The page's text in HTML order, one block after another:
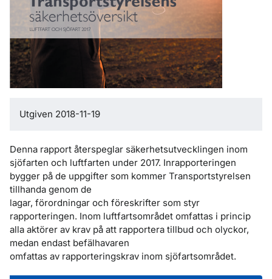
Utgiven 2018-11-19
Denna rapport återspeglar säkerhetsutvecklingen inom
sjöfarten och luftfarten under 2017. Inrapporteringen
bygger på de uppgifter som kommer Transportstyrelsen
tillhanda genom de
lagar, förordningar och föreskrifter som styr
rapporteringen. Inom luftfartsområdet omfattas i princip
alla aktörer av krav på att rapportera tillbud och olyckor,
medan endast befälhavaren
omfattas av rapporteringskrav inom sjöfartsområdet.